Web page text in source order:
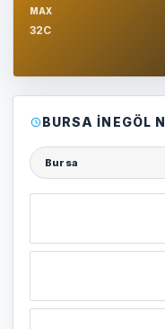
MAX
32C
BURSA İNEGÖL
Şehir seçin